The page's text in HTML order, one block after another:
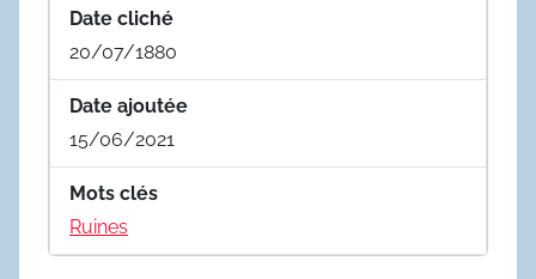
Date cliché
20/07/1880
Date ajoutée
15/06/2021
Mots clés
Ruines